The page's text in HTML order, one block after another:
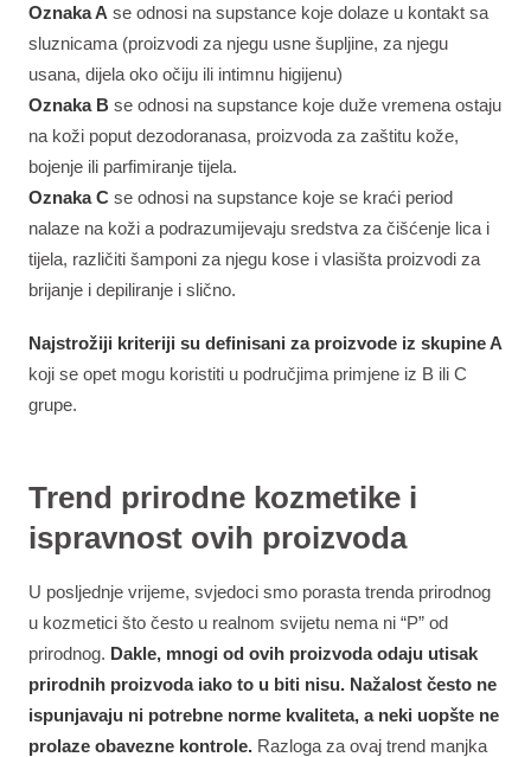
Oznaka A se odnosi na supstance koje dolaze u kontakt sa
sluznicama (proizvodi za njegu usne šupljine, za njegu
usana, dijela oko očiju ili intimnu higijenu)
Oznaka B se odnosi na supstance koje duže vremena ostaju
na koži poput dezodoranasa, proizvoda za zaštitu kože,
bojenje ili parfimiranje tijela.
Oznaka C se odnosi na supstance koje se kraći period
nalaze na koži a podrazumijevaju sredstva za čišćenje lica i
tijela, različiti šamponi za njegu kose i vlasišta proizvodi za
brijanje i depiliranje i slično.
Najstrožiji kriteriji su definisani za proizvode iz skupine A
koji se opet mogu koristiti u područjima primjene iz B ili C
grupe.
Trend prirodne kozmetike i
ispravnost ovih proizvoda
U posljednje vrijeme, svjedoci smo porasta trenda prirodnog
u kozmetici što često u realnom svijetu nema ni “P” od
prirodnog. Dakle, mnogi od ovih proizvoda odaju utisak
prirodnih proizvoda iako to u biti nisu. Nažalost često ne
ispunjavaju ni potrebne norme kvaliteta, a neki uopšte ne
prolaze obavezne kontrole. Razloga za ovaj trend manjka